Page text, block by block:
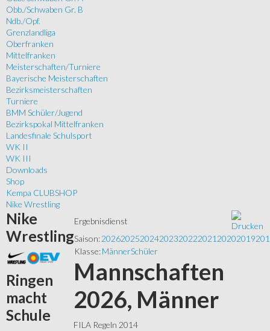
Obb./Schwaben Gr. B
Ndb./Opf.
Grenzlandliga
Oberfranken
Mittelfranken
Meisterschaften/Turniere
Bayerische Meisterschaften
Bezirksmeisterschaften
Turniere
BMM Schüler/Jugend
Bezirkspokal Mittelfranken
Landesfinale Schulsport
WK II
WK III
Downloads
Shop
Kempa CLUBSHOP
Nike Wrestling
Ergebnisdienst
Saison:202620252024202320222021 20202019
Klasse:MännerSchüler
Mannschaften
2026, Männer
FILA Regeln 2014
Nike
Wrestling
Ringen
macht
Schule